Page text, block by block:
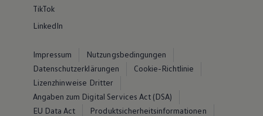
TikTok
LinkedIn
Impressum
Nutzungsbedingungen
Datenschutzerklärungen
Cookie-Richtlinie
Lizenzhinweise Dritter
Angaben zum Digital Services Act (DSA)
EU Data Act
Produktsicherheitsinformationen